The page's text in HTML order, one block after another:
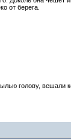
от берега.
голову, вешали